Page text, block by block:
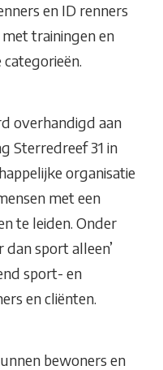
en ID renners
trainingen en
overhandigd aan
Sterredreef 31 in
organisatie
met een
te leiden. Onder
sport alleen’
sport- en
en cliënten.
bewoners en